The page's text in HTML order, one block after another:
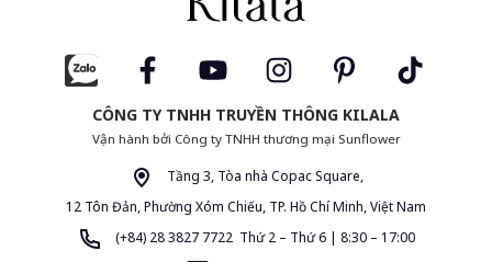
CÔNG TY TNHH TRUYỀN THÔNG KILALA
Vận hành bởi Công ty TNHH thương mại Sunflower
Tầng 3, Tòa nhà Copac Square,
12 Tôn Đản, Phường Xóm Chiếu, TP. Hồ Chí Minh, Việt Nam
(+84) 28 3827 7722 Thứ 2 – Thứ 6 | 8:30 – 17:00